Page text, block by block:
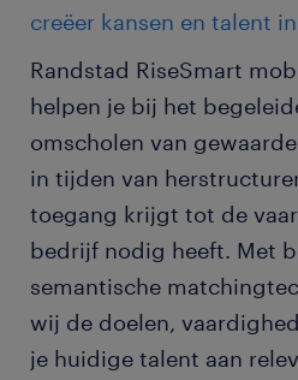
creëer kansen en talent
Randstad RiseSmart
helpen je bij het
omscholen van
in tijden van
toegang krijgt tot de
bedrijf nodig heeft. Met
semantische
wij de doelen,
je huidige talent aan